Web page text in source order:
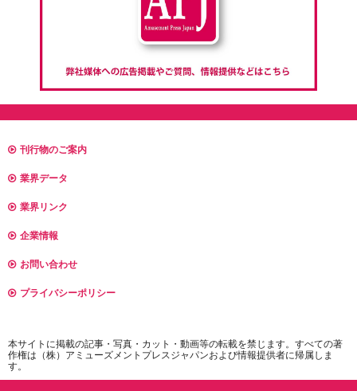
刊行物のご案内
業界データ
業界リンク
企業情報
お問い合わせ
プライバシーポリシー
本サイトに掲載の記事・写真・カット・動画等の転載を禁じます。すべての著
作権は（株）アミューズメントプレスジャパンおよび情報提供者に帰属しま
す。